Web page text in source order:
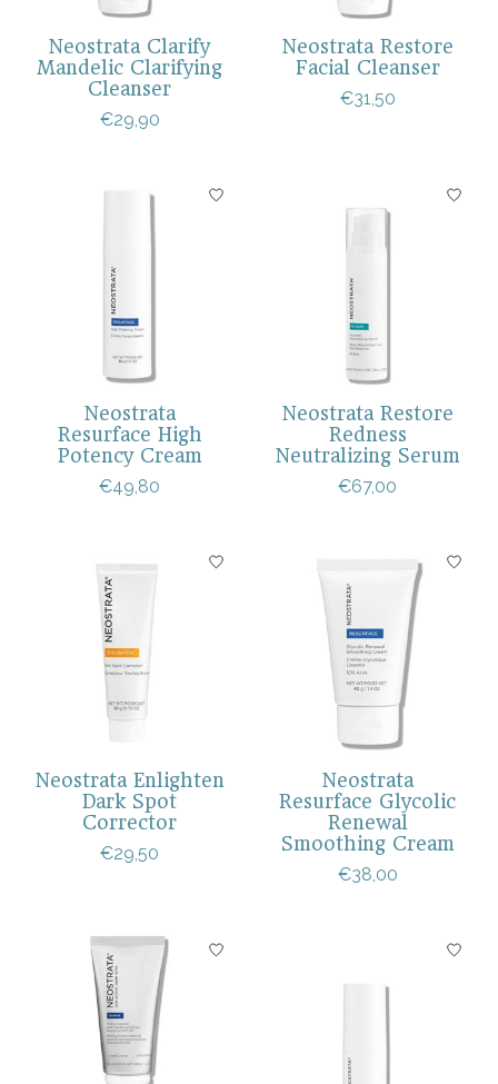
Neostrata Clarify
Mandelic Clarifying
Cleanser
€29,90
Neostrata Restore
Facial Cleanser
€31,50
Neostrata
Resurface High
Potency Cream
€49,80
Neostrata Restore
Redness
Neutralizing Serum
€67,00
Neostrata Enlighten
Dark Spot
Corrector
€29,50
Neostrata
Resurface Glycolic
Renewal
Smoothing Cream
€38,00